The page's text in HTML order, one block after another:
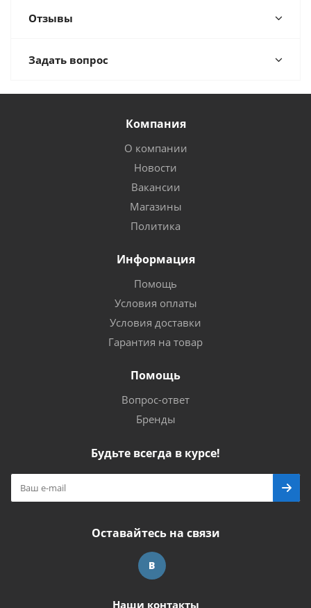
Отзывы
Задать вопрос
Компания
О компании
Новости
Вакансии
Магазины
Политика
Информация
Помощь
Условия оплаты
Условия доставки
Гарантия на товар
Помощь
Вопрос-ответ
Бренды
Будьте всегда в курсе!
Оставайтесь на связи
Наши контакты